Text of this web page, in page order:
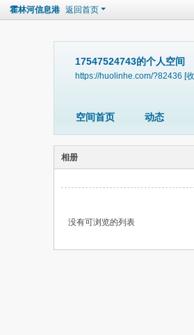
霍林河信息港 返回首页
17547524743的个人空间
https://huolinhe.com/?82436 [
空间首页 动态
相册
没有可浏览的列表